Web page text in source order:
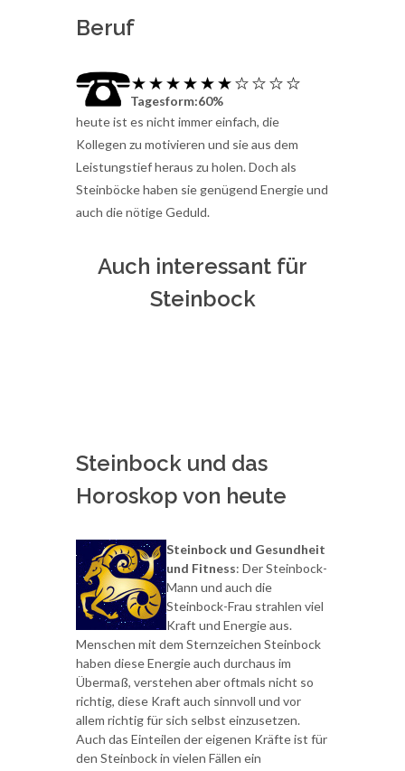
Beruf
Tagesform:60%
heute ist es nicht immer einfach, die
Kollegen zu motivieren und sie aus dem
Leistungstief heraus zu holen. Doch als
Steinböcke haben sie genügend Energie und
auch die nötige Geduld.
Auch interessant für
Steinbock
Steinbock und das
Horoskop von heute
Steinbock und Gesundheit
und Fitness: Der Steinbock-
Mann und auch die
Steinbock-Frau strahlen viel
Kraft und Energie aus.
Menschen mit dem Sternzeichen Steinbock
haben diese Energie auch durchaus im
Übermaß, verstehen aber oftmals nicht so
richtig, diese Kraft auch sinnvoll und vor
allem richtig für sich selbst einzusetzen.
Auch das Einteilen der eigenen Kräfte ist für
den Steinbock in vielen Fällen ein